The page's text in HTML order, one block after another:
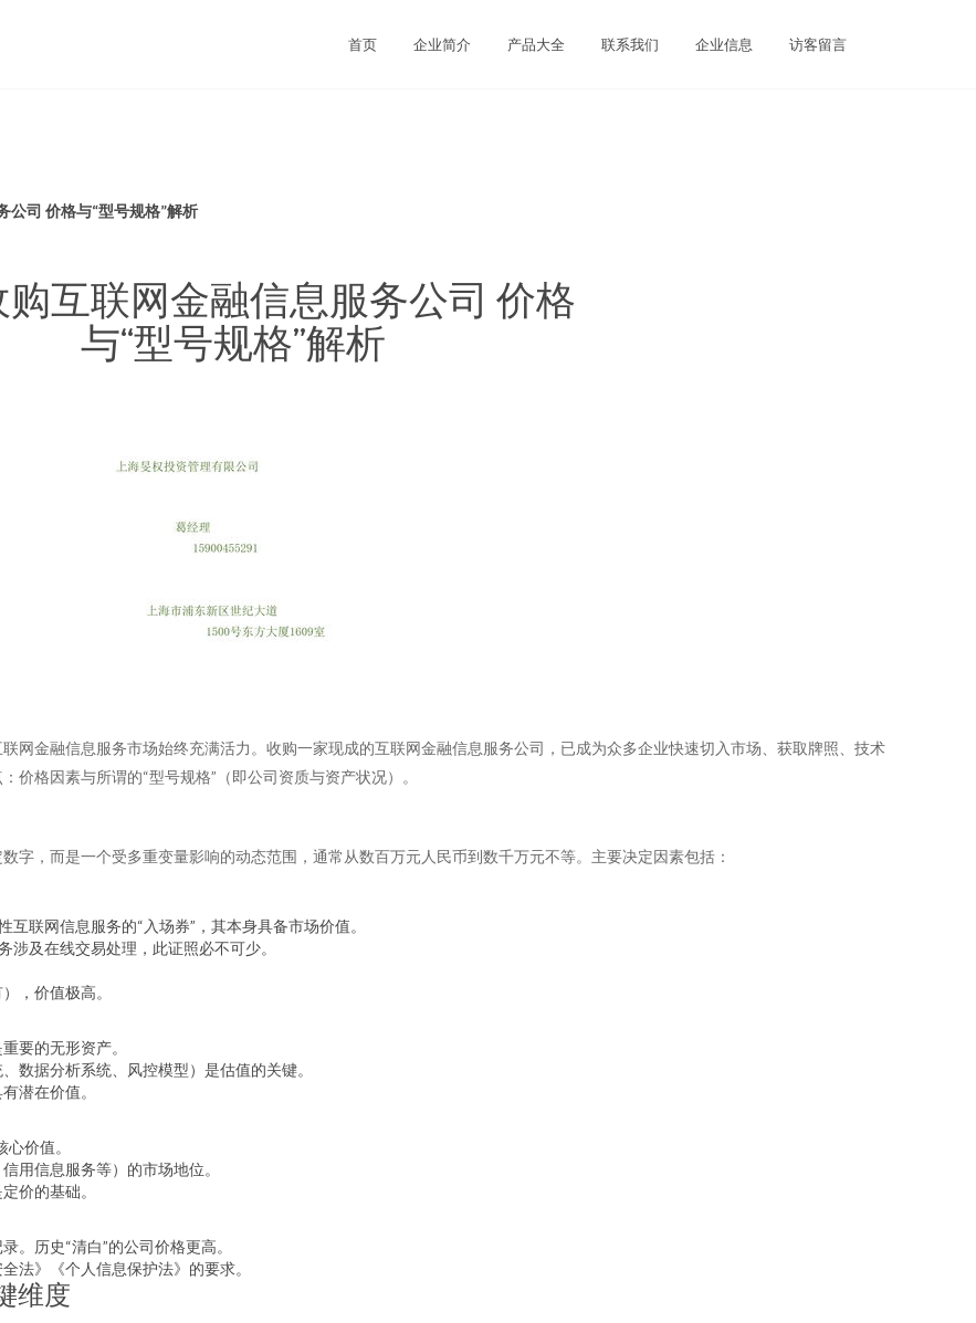
首页 企业简介 产品大全 联系我们 企业信息 访客留言
公司 价格与“型号规格”解析
购互联网金融信息服务公司 价格
与“型号规格”解析
网金融信息服务市场始终充满活力。收购一家现成的互联网金融信息服务公司，已成为众多企业快速切入市场、获取牌照、技术
格因素与所谓的“型号规格”（即公司资质与资产状况）。
字，而是一个受多重变量影响的动态范围，通常从数百万元人民币到数千万元不等。主要决定因素包括：
互联网信息服务的“入场券”，其本身具备市场价值。
涉及在线交易处理，此证照必不可少。
，价值极高。
要的无形资产。
数据分析系统、风控模型）是估值的关键。
潜在价值。
价值。
用信息服务等）的市场地位。
价的基础。
。历史“清白”的公司价格更高。
法》《个人信息保护法》的要求。
维度